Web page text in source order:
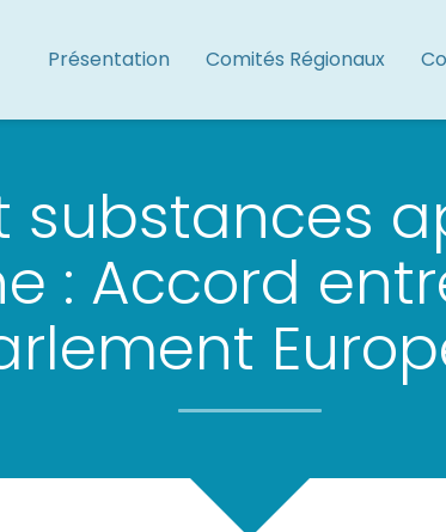
Présentation Comités Régionaux
substances
: Accord